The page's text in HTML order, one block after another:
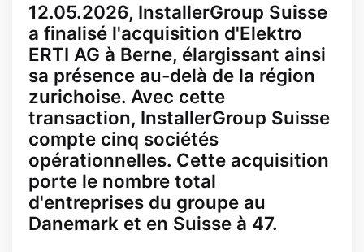
12.05.2026, InstallerGroup Suisse
a finalisé l'acquisition d'Elektro
ERTI AG à Berne, élargissant ainsi
sa présence au-delà de la région
zurichoise. Avec cette
transaction, InstallerGroup Suisse
compte cinq sociétés
opérationnelles. Cette acquisition
porte le nombre total
d'entreprises du groupe au
Danemark et en Suisse à 47.